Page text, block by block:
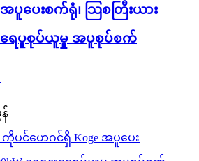
အပူပေးစက်ရုံ၊ သြစတြီးယား
ရေပူစုပ်ယူမှု အပူစုပ်စက်
န်